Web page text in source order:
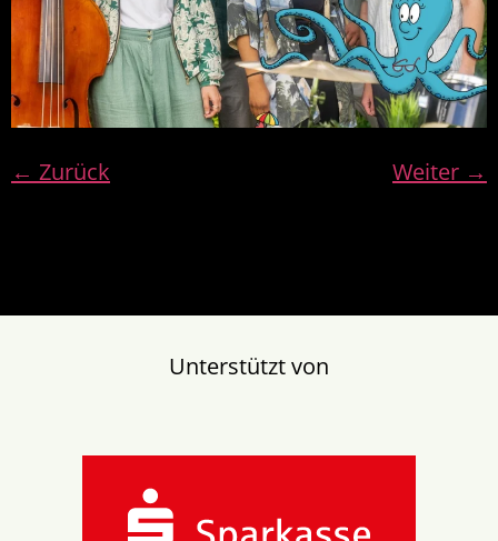
← Zurück Weiter →
Unterstützt von